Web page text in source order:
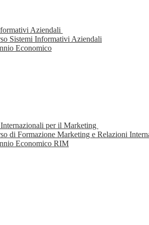
Aziendali
Sistemi Informativi Aziendali
Economico
per il Marketing
di Formazione Marketing e Relazioni
Economico RIM